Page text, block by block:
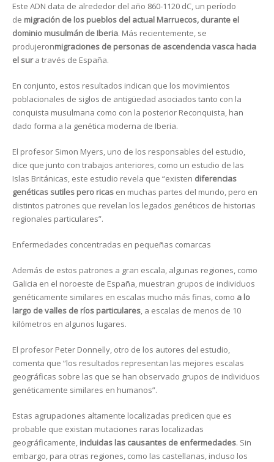
Este ADN data de alrededor del año 860-1120 dC, un período
de migración de los pueblos del actual Marruecos, durante el
dominio musulmán de Iberia. Más recientemente, se
produjeronmigraciones de personas de ascendencia vasca hacia
el sura través de España.
En conjunto, estos resultados indican que los movimientos
poblacionales de siglos de antigüedad asociados tanto con la
conquista musulmana como con la posterior Reconquista, han
dado forma a la genética moderna de Iberia.
El profesor Simon Myers, uno de los responsables del estudio,
dice que junto con trabajos anteriores, como un estudio de las
Islas Británicas, este estudio revela que “existen diferencias
genéticas sutiles pero ricas en muchas partes del mundo, pero en
distintos patrones que revelan los legados genéticos de historias
regionales particulares”.
Enfermedades concentradas en pequeñas comarcas
Además de estos patrones a gran escala, algunas regiones, como
Galicia en el noroeste de España, muestran grupos de individuos
genéticamente similares en escalas mucho más finas, como a lo
largo de valles de ríos particulares, a escalas de menos de 10
kilómetros en algunos lugares.
El profesor Peter Donnelly, otro de los autores del estudio,
comenta que “los resultados representan las mejores escalas
geográficas sobre las que se han observado grupos de individuos
genéticamente similares en humanos”.
Estas agrupaciones altamente localizadas predicen que es
probable que existan mutaciones raras localizadas
geográficamente, incluidas las causantes de enfermedades. Sin
embargo, para otras regiones, como las castellanas, incluso los